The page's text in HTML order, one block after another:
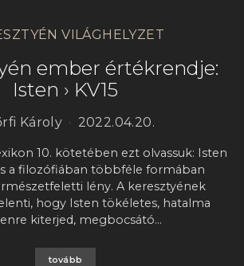
VILÁGHELYZET
ember értékrendje:
Isten › KV15
Károly 2022.04.20.
10. kötetében ezt olvassuk: Isten
a filozófiában többféle formában
lény. A keresztyének
hogy Isten tökéletes, hatalma
kiterjed, megbocsátó…
tovább